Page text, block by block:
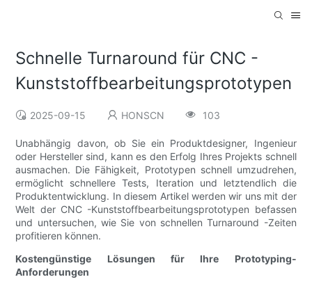
Schnelle Turnaround für CNC -
Kunststoffbearbeitungsprototypen
2025-09-15 HONSCN 103
Unabhängig davon, ob Sie ein Produktdesigner, Ingenieur
oder Hersteller sind, kann es den Erfolg Ihres Projekts schnell
ausmachen. Die Fähigkeit, Prototypen schnell umzudrehen,
ermöglicht schnellere Tests, Iteration und letztendlich die
Produktentwicklung. In diesem Artikel werden wir uns mit der
Welt der CNC -Kunststoffbearbeitungsprototypen befassen
und untersuchen, wie Sie von schnellen Turnaround -Zeiten
profitieren können.
Kostengünstige Lösungen für Ihre Prototyping-
Anforderungen